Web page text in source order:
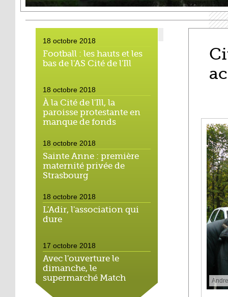
18 octobre 2018
Football : les hauts et les
bas de l'AS Cité de l'Ill
18 octobre 2018
À la Cité de l'Ill, la
paroisse protestante en
manque de fonds
18 octobre 2018
Sainte Anne : première
maternité privée de
Strasbourg
18 octobre 2018
L'Adir, l'association qui
dure
17 octobre 2018
Avec l'ouverture le
dimanche, le
supermarché Match
néglige le droit local